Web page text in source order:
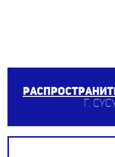
г.